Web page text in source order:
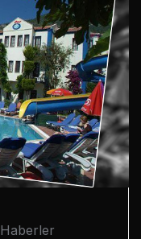
Haberler